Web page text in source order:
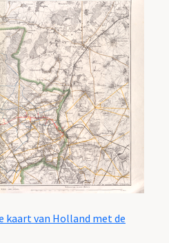
kaart van Holland met de